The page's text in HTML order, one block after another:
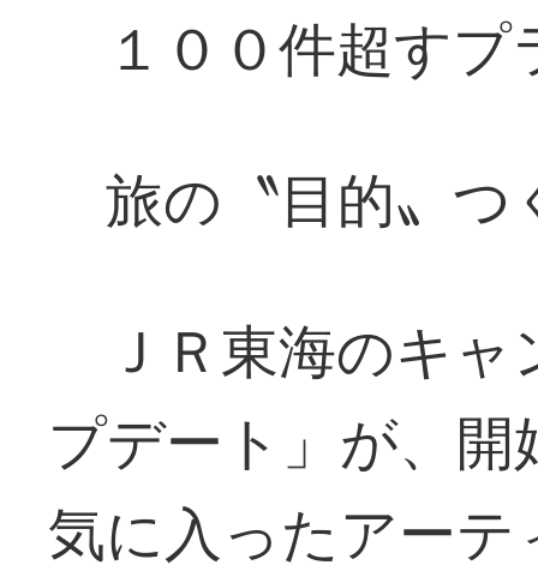
１００件超すプ
旅の〝目的〟つ
ＪＲ東海のキャ
プデート」が、
気に入ったアー